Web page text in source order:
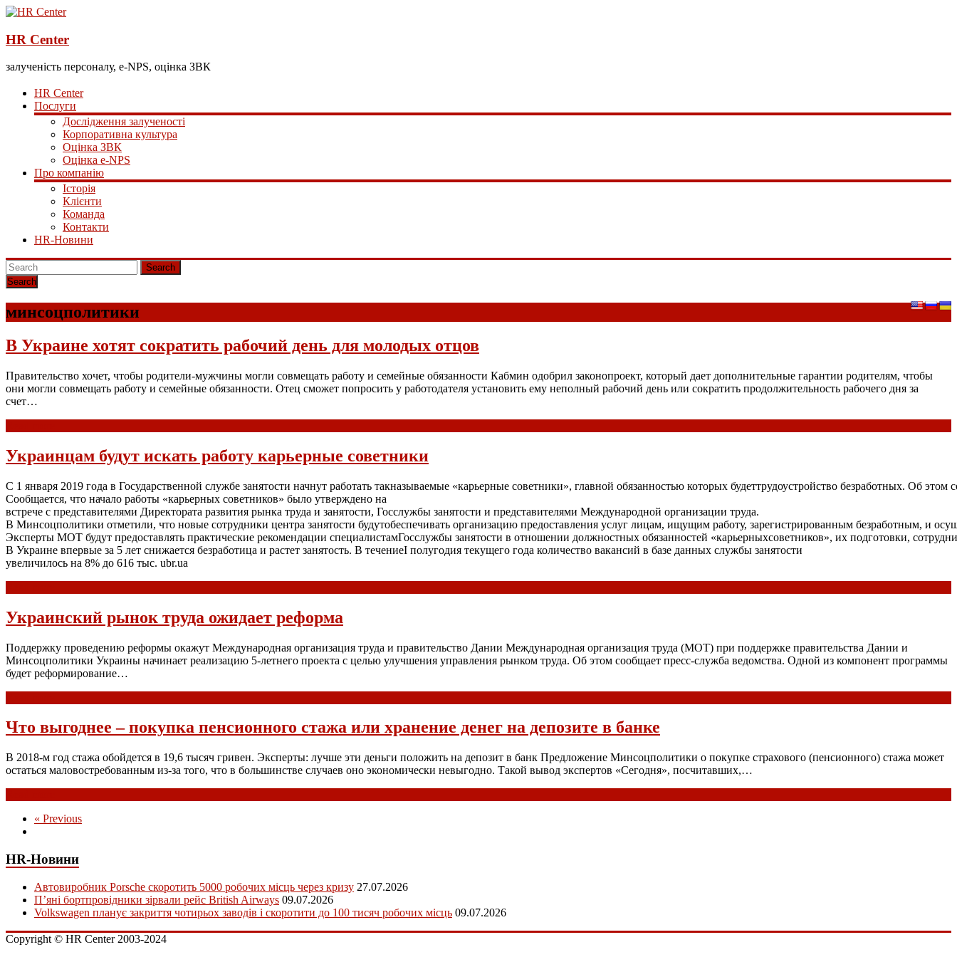
HR Center
залученість персоналу, e-NPS, оцінка ЗВК
HR Center
Послуги
Дослідження залученості
Корпоративна культура
Оцінка ЗВК
Оцінка e-NPS
Про компанію
Історія
Клієнти
Команда
Контакти
HR-Новини
Search
минсоцполитики
В Украине хотят сократить рабочий день для молодых отцов
Правительство хочет, чтобы родители-мужчины могли совмещать работу и семейные обязанности Кабмин одобрил законопроект, который дает дополнительные гарантии родителям, чтобы
они могли совмещать работу и семейные обязанности. Отец сможет попросить у работодателя установить ему неполный рабочий день или сократить продолжительность рабочего дня за
счет…
Украинцам будут искать работу карьерные советники
С 1 января 2019 года в Государственной службе занятости начнут работать такназываемые «карьерные советники», главной обязанностью которых будеттрудоустройство безработных. Об
Сообщается, что начало работы «карьерных советников» было утверждено на
встрече с представителями Директората развития рынка труда и занятости, Госслужбы занятости и представителями Международной организации труда.
В Минсоцполитики отметили, что новые сотрудники центра занятости будутобеспечивать организацию предоставления услуг лицам, ищущим работу, зарегистрированным безработным, и
Эксперты МОТ будут предоставлять практические рекомендации специалистамГосслужбы занятости в отношении должностных обязанностей «карьерныхсоветников», их подготовки,
В Украине впервые за 5 лет снижается безработица и растет занятость. В течениеI полугодия текущего года количество вакансий в базе данных службы занятости
увеличилось на 8% до 616 тыс. ubr.ua
Украинский рынок труда ожидает реформа
Поддержку проведению реформы окажут Международная организация труда и правительство Дании Международная организация труда (МОТ) при поддержке правительства Дании и
Минсоцполитики Украины начинает реализацию 5-летнего проекта с целью улучшения управления рынком труда. Об этом сообщает пресс-служба ведомства. Одной из компонент программы
будет реформирование…
Что выгоднее – покупка пенсионного стажа или хранение денег на депозите в банке
В 2018-м год стажа обойдется в 19,6 тысяч гривен. Эксперты: лучше эти деньги положить на депозит в банк Предложение Минсоцполитики о покупке страхового (пенсионного) стажа может
остаться маловостребованным из-за того, что в большинстве случаев оно экономически невыгодно. Такой вывод экспертов «Сегодня», посчитавших,…
« Previous
HR-Новини
Автовиробник Porsche скоротить 5000 робочих місць через кризу 27.07.2026
П’яні бортпровідники зірвали рейс British Airways 09.07.2026
Volkswagen планує закриття чотирьох заводів і скоротити до 100 тисяч робочих місць 09.07.2026
Copyright © HR Center 2003-2024